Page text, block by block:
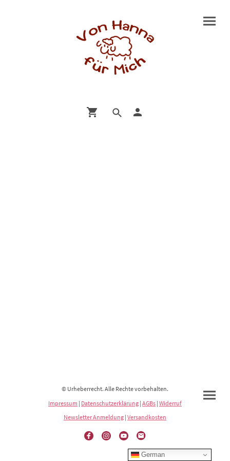
© Urheberrecht. Alle Rechte vorbehalten.
Impressum | Datenschutzerklärung | AGBs | Widerruf
Newsletter Anmeldung | Versandkosten
German